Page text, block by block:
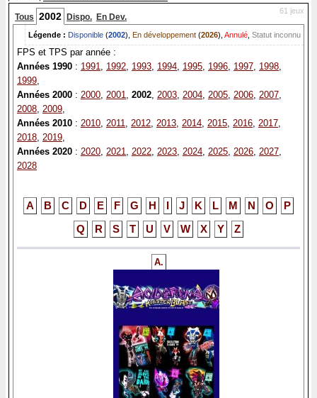
61 jeux
Tous 2002 Dispo. En Dev.
Légende : Disponible (2002), En développement (2026), Annulé Statut inconnu
FPS et TPS par année :
Années 1990 : 1991, 1992, 1993, 1994, 1995, 1996, 1997, 1998,
1999,
Années 2000 : 2000, 2001, 2002, 2003, 2004, 2005, 2006, 2007,
2008, 2009,
Années 2010 : 2010, 2011, 2012, 2013, 2014, 2015, 2016, 2017,
2018, 2019,
Années 2020 : 2020, 2021, 2022, 2023, 2024, 2025, 2026, 2027,
2028
A B C D E F G H J K L M N O P
Q R S T U V W X Y Z
A.